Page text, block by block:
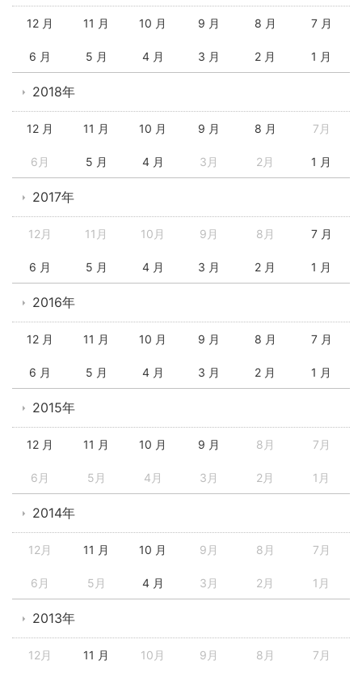
12 月 11 月 10 月 9 月 8 月 7 月
6 月 5 月 4 月 3 月 2 月 1 月
2018年
12 月 11 月 10 月 9 月 8 月 7月
6月 5 月 4 月 3月 2月 1 月
2017年
12月 11月 10月 9月 8月 7 月
6 月 5 月 4 月 3 月 2 月 1 月
2016年
12 月 11 月 10 月 9 月 8 月 7 月
6 月 5 月 4 月 3 月 2 月 1 月
2015年
12 月 11 月 10 月 9 月 8月 7月
6月 5月 4月 3月 2月 1月
2014年
12月 11 月 10 月 9月 8月 7月
6月 5月 4 月 3月 2月 1月
2013年
12月 11 月 10月 9月 8月 7月